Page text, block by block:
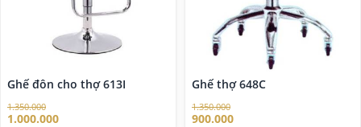
Ghế đôn cho thợ 613I
1.350.000
1.000.000
Ghế thợ 648C
1.350.000
900.000